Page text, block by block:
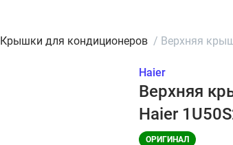
Крышки для кондиционеров / Верхняя
Haier
Верхняя
Haier
ОРИГИНАЛ